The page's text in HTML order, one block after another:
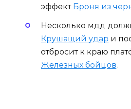
эффект Броня из
Несколько мдд
Крушащий удар и
отбросит к краю
Железных бойцов.